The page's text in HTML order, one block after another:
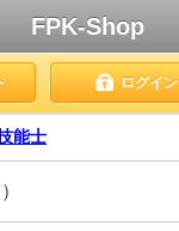
FPK-Shop
ログイン
能士